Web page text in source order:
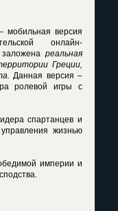
мобильная версия
онлайн-
реальная
Греции,
Данная версия –
ролевой игры с
спартанцев и
жизнью
империи и